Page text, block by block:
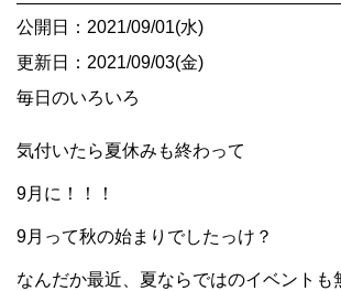
公開日：2021/09/01(水)
更新日：2021/09/03(金)
毎日のいろいろ
気付いたら夏休みも終わって
9月に！！！
9月って秋の始まりでしたっけ？
なんだか最近、夏ならではのイベントも